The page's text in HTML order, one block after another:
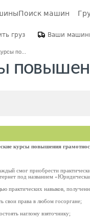
Поиск машин
груз Ваши
по...
курсы повышения
смог приобрести
под названием
практических навыков,
свои права в любом госоргане;
наглому взяточнику;